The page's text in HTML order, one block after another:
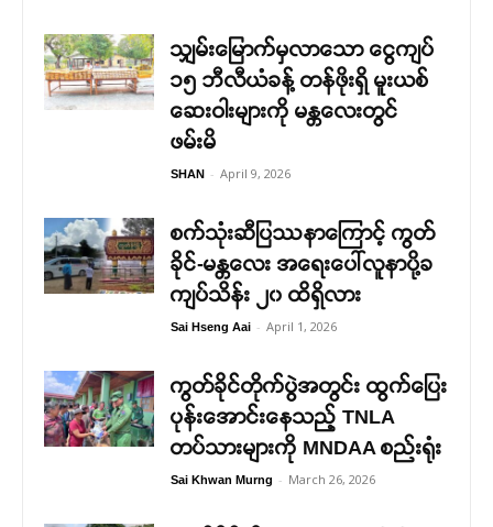
သျှမ်းမြောက်မှလာသော ငွေကျပ်
၁၅ ဘီလီယံခန့် တန်ဖိုးရှိ မူးယစ်
ဆေးဝါးများကို မန္တလေးတွင်
ဖမ်းမိ
SHAN - April 9, 2026
စက်သုံးဆီပြဿနာကြောင့် ကွတ်
ခိုင်-မန္တလေး အရေးပေါ်လူနာပို့ခ
ကျပ်သိန်း ၂၀ ထိရှိလား
Sai Hseng Aai - April 1, 2026
ကွတ်ခိုင်တိုက်ပွဲအတွင်း ထွက်ပြေး
ပုန်းအောင်းနေသည့် TNLA
တပ်သားများကို MNDAA စည်းရုံး
Sai Khwan Murng - March 26, 2026